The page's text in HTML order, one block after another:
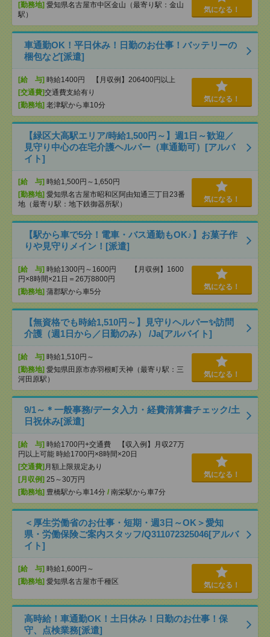
[勤務地] 愛知県名古屋市中区金山（最寄り駅：金山
駅）
気になる！
車通勤OK！平日休み！日勤のお仕事！バッテリーの
梱包など[派遣]
[給 与] 時給1400円 【月収例】206400円以上
[交通費]交通費支給有り
[勤務地] 老津駅から車10分
気になる！
【緑区大高駅エリア/時給1,500円～】週1日～歓迎／
見守り中心の在宅介護ヘルパー（車通勤可）[アルバ
イト]
[給 与] 時給1,500円～1,650円
[勤務地] 愛知県名古屋市昭和区阿由知通三丁目23番
地（最寄り駅：地下鉄御器所駅）
気になる！
【駅から車で5分！電車・バス通勤もOK♪】お菓子作
りや見守りメイン！[派遣]
[給 与] 時給1300円～1600円 【月収例】1600
円×8時間×21日＝26万8800円
[勤務地] 蒲郡駅から車5分
気になる！
【無資格でも時給1,510円～】見守りヘルパー✨訪問
介護（週1日から／日勤のみ） /Ja[アルバイト]
[給 与] 時給1,510円～
[勤務地] 愛知県田原市赤羽根町天神（最寄り駅：三
河田原駅）
気になる！
9/1～＊一般事務/データ入力・経費清算書チェック/土
日祝休み[派遣]
[給 与] 時給1700円+交通費 【収入例】月収27万
円以上可能 時給1700円×8時間×20日
[交通費] 月額上限規定あり
[月収例] 25～30万円
[勤務地] 豊橋駅から車14分 / 南栄駅から車7分
気になる！
＜厚生労働省のお仕事・短期・週3日～OK＞愛知
県・労働保険ご案内スタッフ/Q311072325046[アルバ
イト]
[給 与] 時給1,600円～
[勤務地] 愛知県名古屋市千種区 気になる！
高時給！車通勤OK！土日休み！日勤のお仕事！保
守、点検業務[派遣]